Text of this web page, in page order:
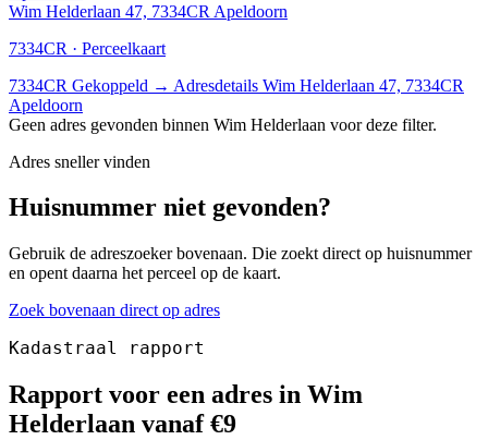
Wim Helderlaan 47, 7334CR Apeldoorn
7334CR · Perceelkaart
7334CR Gekoppeld → Adresdetails Wim Helderlaan 47, 7334CR
Apeldoorn
Geen adres gevonden binnen Wim Helderlaan voor deze filter.
Adres sneller vinden
Huisnummer niet gevonden?
Gebruik de adreszoeker bovenaan. Die zoekt direct op huisnummer
en opent daarna het perceel op de kaart.
Zoek bovenaan direct op adres
Kadastraal rapport
Rapport voor een adres in Wim
Helderlaan vanaf €9